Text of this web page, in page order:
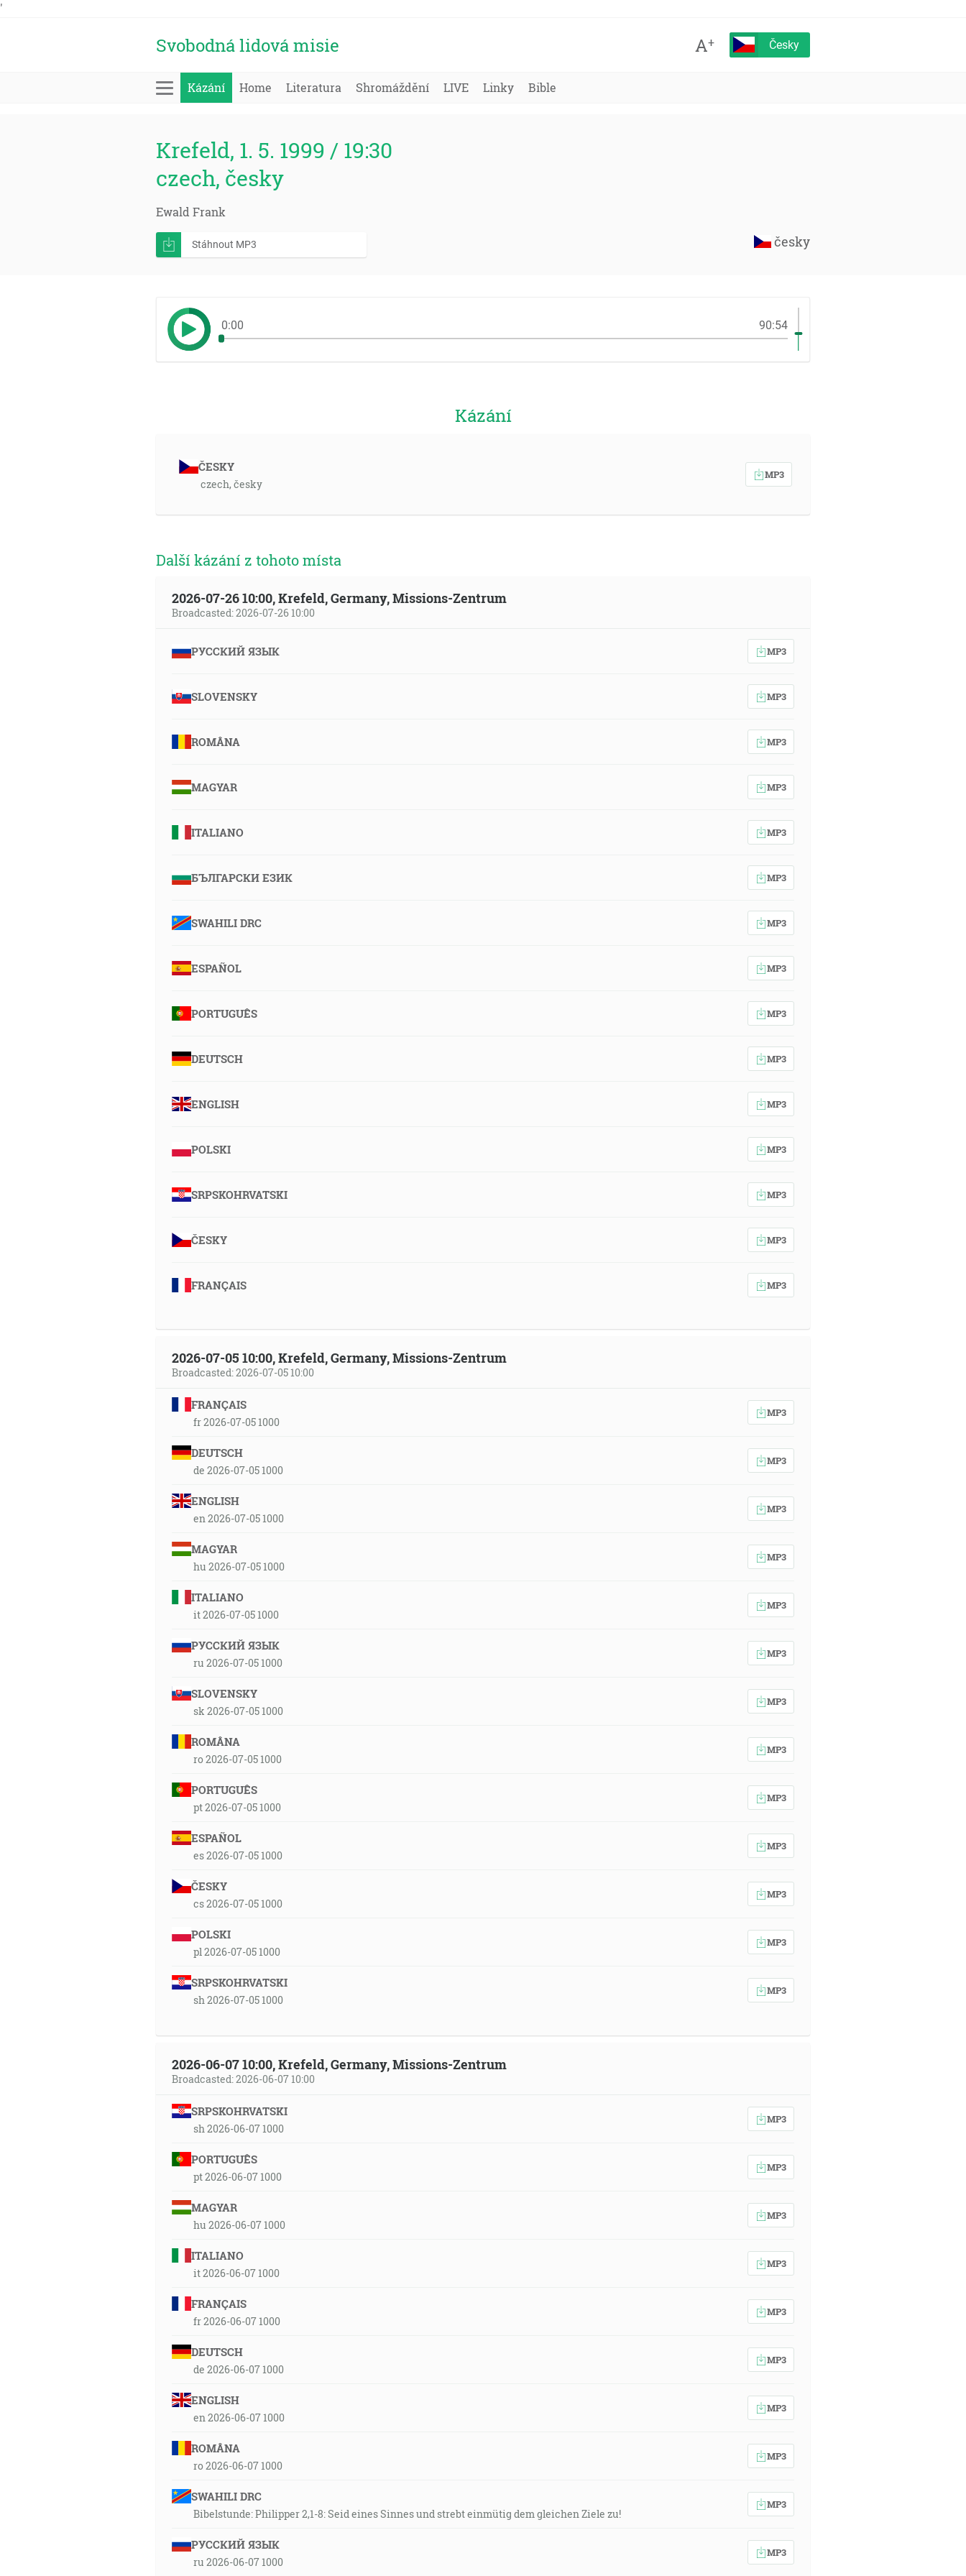
'
Svobodná lidová misie A+ Česky
Kázání Home Literatura Shromáždění LIVE Linky Bible
Krefeld, 1. 5. 1999 / 19:30
czech, česky
Ewald Frank
česky
Stáhnout MP3
0:00 90:54
Kázání
ČESKY
czech, česky
MP3
Další kázání z tohoto místa
2026-07-26 10:00, Krefeld, Germany, Missions-Zentrum
Broadcasted: 2026-07-26 10:00
РУССКИЙ ЯЗЫК MP3
SLOVENSKY MP3
ROMÂNA MP3
MAGYAR MP3
ITALIANO MP3
БЪЛГАРСКИ ЕЗИК MP3
SWAHILI DRC MP3
ESPAÑOL MP3
PORTUGUÊS MP3
DEUTSCH MP3
ENGLISH MP3
POLSKI MP3
SRPSKOHRVATSKI MP3
ČESKY MP3
FRANÇAIS MP3
2026-07-05 10:00, Krefeld, Germany, Missions-Zentrum
Broadcasted: 2026-07-05 10:00
FRANÇAIS
fr 2026-07-05 1000
MP3
DEUTSCH
de 2026-07-05 1000
MP3
ENGLISH
en 2026-07-05 1000
MP3
MAGYAR
hu 2026-07-05 1000
MP3
ITALIANO
it 2026-07-05 1000
MP3
РУССКИЙ ЯЗЫК
ru 2026-07-05 1000
MP3
SLOVENSKY
sk 2026-07-05 1000
MP3
ROMÂNA
ro 2026-07-05 1000
MP3
PORTUGUÊS
pt 2026-07-05 1000
MP3
ESPAÑOL
es 2026-07-05 1000
MP3
ČESKY
cs 2026-07-05 1000
MP3
POLSKI
pl 2026-07-05 1000
MP3
SRPSKOHRVATSKI
sh 2026-07-05 1000
MP3
2026-06-07 10:00, Krefeld, Germany, Missions-Zentrum
Broadcasted: 2026-06-07 10:00
SRPSKOHRVATSKI
sh 2026-06-07 1000
MP3
PORTUGUÊS
pt 2026-06-07 1000
MP3
MAGYAR
hu 2026-06-07 1000
MP3
ITALIANO
it 2026-06-07 1000
MP3
FRANÇAIS
fr 2026-06-07 1000
MP3
DEUTSCH
de 2026-06-07 1000
MP3
ENGLISH
en 2026-06-07 1000
MP3
ROMÂNA
ro 2026-06-07 1000
MP3
SWAHILI DRC
Bibelstunde: Philipper 2,1-8: Seid eines Sinnes und strebt einmütig dem gleichen Ziele zu!
MP3
РУССКИЙ ЯЗЫК
ru 2026-06-07 1000
MP3